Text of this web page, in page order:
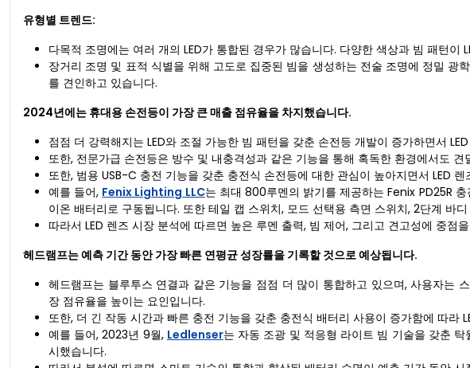
유형별 트렌드:
다목적 조명에는 여러 개의 LED가 통합된 경우가 많습니다. 다양한 색상과 빔 패턴이
장거리 조명 및 표적 식별을 위해 고도로 집중된 빔을 생성하는 전술 조명에 정밀 광
를 견인하고 있습니다.
2024년에는 휴대용 손전등이 가장 큰 매출 점유율을 차지했습니다.
점점 더 강력해지는 LED와 조절 가능한 빔 패턴을 갖춘 손전등 개발이 증가하면서
또한, 전문가급 손전등은 방수 및 내충격성과 같은 기능을 통해 혹독한 환경에서도 견
또한, 범용 USB-C 충전 기능을 갖춘 충전식 손전등에 대한 관심이 높아지면서 LED
예를 들어, Fenix ​​Lighting LLC는 최대 800루멘의 밝기를 제공하는 Fenix ​​PD25R
이온 배터리로 구동됩니다. 또한 테일 캡 스위치, 모드 선택용 측면 스위치, 2단계 바
따라서 LED 렌즈 시장 분석에 따르면 높은 루멘 출력, 빔 제어, 그리고 견고성에 중점
헤드램프는 예측 기간 동안 가장 빠른 연평균 성장률을 기록할 것으로 예상됩니다.
헤드램프는 블루투스 연결과 같은 기능을 점점 더 많이 통합하고 있으며, 사용자는
장 점유율을 높이는 요인입니다.
또한, 더 긴 작동 시간과 빠른 충전 기능을 갖춘 충전식 배터리 사용이 증가함에 따라
예를 들어, 2023년 9월, Ledlenser는 자동 조광 및 적응형 라이트 빔 기술을 갖춘
시했습니다.